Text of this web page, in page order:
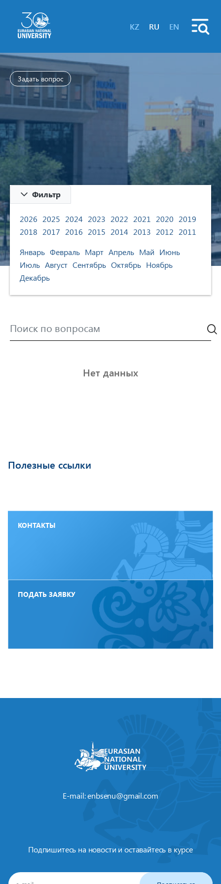
KZ RU EN
Задать вопрос
Фильтр
2026 2025 2024 2023 2022 2021 2020 2019
2018 2017 2016 2015 2014 2013 2012 2011
Январь Февраль Март Апрель Май Июнь
Июль Август Сентябрь Октябрь Ноябрь
Декабрь
Нет данных
Полезные ссылки
КОНТАКТЫ
ПОДАТЬ ЗАЯВКУ
E-mail:enbsenu@gmail.com
Подпишитесь на новости и оставайтесь в курсе